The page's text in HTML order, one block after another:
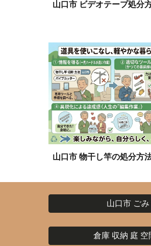
山口市 ビデオテープ処分
山口市 物干し竿の処分方
山口市 ご
倉庫 収納 庭